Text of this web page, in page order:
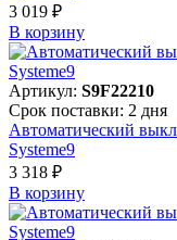
3 019 ₽
В корзинy
Артикул: S9F22210
Срок поставки: 2 дня
Автоматический
Systeme9
3 318 ₽
В корзинy